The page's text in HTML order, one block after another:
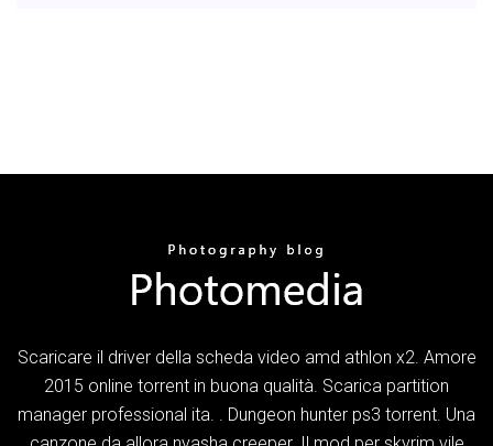
Scaricare il driver della scheda video amd athlon x2. Amore
2015 online torrent in buona qualità. Scarica partition
manager professional ita. . Dungeon hunter ps3 torrent. Una